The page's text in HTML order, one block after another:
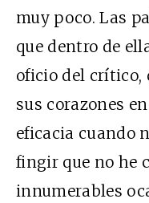
muy poco. Las
que dentro de
oficio del crítico,
sus corazones
eficacia cuando
fingir que no he
innumerables